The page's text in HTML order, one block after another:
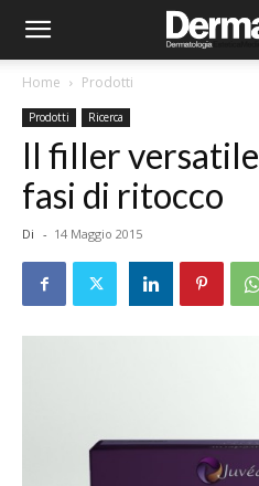
Home Prodotti
Prodotti Ricerca
Il filler
fasi di ritocco
Di - 14 Maggio 2015